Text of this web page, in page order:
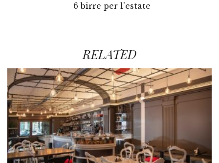
6 birre per l'estate
RELATED